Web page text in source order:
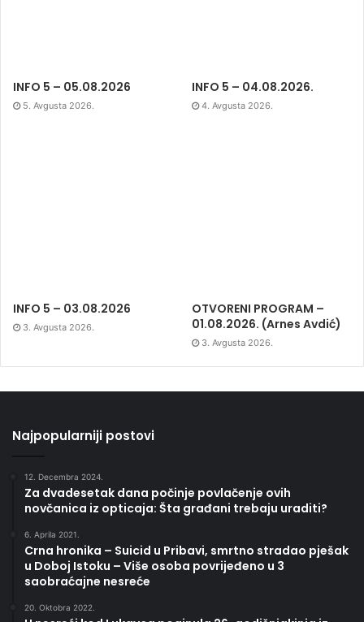
INFO 5 – 05.08.2026
5. Avgusta 2026.
INFO 5 – 04.08.2026.
4. Avgusta 2026.
INFO 5 – 03.08.2026
3. Avgusta 2026.
OTVORENI PROGRAM –
01.08.2026. (Arnes Avdić)
3. Avgusta 2026.
Najpopularniji postovi
12. Decembra 2024.
Za dvadesetak dana počinje povlačenje ovih
novčanica iz opticaja: Šta građani trebaju uraditi?
6. Aprila 2021.
Crna hronika – Suicid u Pribavi, smrtno stradao pješak
u Doboj Istoku – Više osoba povrijeđeno u 3
saobraćajne nesreće
20. Oktobra 2022.